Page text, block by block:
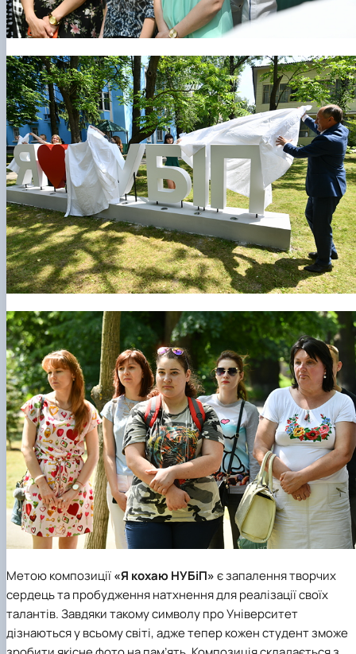
Метою композиції«Я кохаю НУБіП»є запалення творчих
сердець та пробудження натхнення для реалізації своїх
талантів. Завдяки такому символу про Університет
дізнаються у всьому світі, адже тепер кожен студент зможе